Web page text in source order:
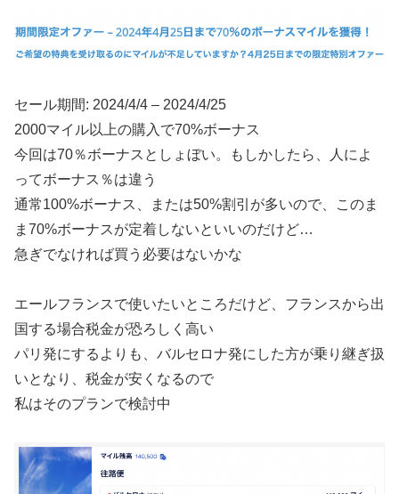
セール期間: 2024/4/4 – 2024/4/25
2000マイル以上の購入で70%ボーナス
今回は70％ボーナスとしょぼい。もしかしたら、人によ
ってボーナス％は違う
通常100%ボーナス、または50%割引が多いので、このま
ま70%ボーナスが定着しないといいのだけど…
急ぎでなければ買う必要はないかな
エールフランスで使いたいところだけど、フランスから出
国する場合税金が恐ろしく高い
パリ発にするよりも、バルセロナ発にした方が乗り継ぎ扱
いとなり、税金が安くなるので
私はそのプランで検討中